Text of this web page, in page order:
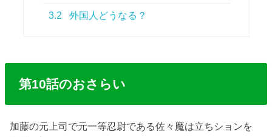
3.2 外国人どうなる？
第10話のおさらい
加藤の元上司で元一等忍尉である佐々魔は立ちションを